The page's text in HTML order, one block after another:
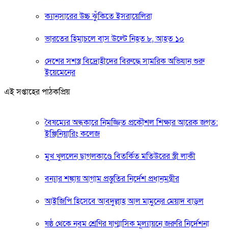
ক্যানসারের উচ্চ ঝুঁকিতে ইসরায়েলিরা
ভারতের হিমাচলে বাস উল্টে নিহত ৮, আহত ১০
দেশের সশস্ত্র বিদ্রোহীদের বিরুদ্ধে সামরিক অভিযান শুরু
ইয়েমেনের
এই সপ্তাহের পাঠকপ্রিয়
বৈষম্যের অন্ধকারে নিমজ্জিত প্রকৌশল শিক্ষার আরেক জগত:
ইঞ্জিনিয়ারিং কলেজ
মুখ খুললেন ছাগলকাণ্ডে বিতর্কিত মতিউরের স্ত্রী লাকী
বন্যার শঙ্কায় আগাম প্রস্তুতির নির্দেশ প্রধানমন্ত্রীর
আইজিপি হিসেবে আবদুল্লাহ আল মামুনের মেয়াদ বাড়ল
ষষ্ঠ থেকে নবম শ্রেণির ষাণ্মাসিক মূল্যায়নে জরুরি নির্দেশনা